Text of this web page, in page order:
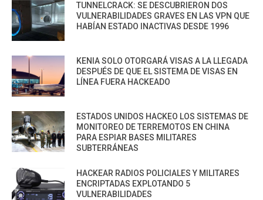
TUNNELCRACK: SE DESCUBRIERON DOS
VULNERABILIDADES GRAVES EN LAS VPN QUE
HABÍAN ESTADO INACTIVAS DESDE 1996
KENIA SOLO OTORGARÁ VISAS A LA LLEGADA
DESPUÉS DE QUE EL SISTEMA DE VISAS EN
LÍNEA FUERA HACKEADO
ESTADOS UNIDOS HACKEO LOS SISTEMAS DE
MONITOREO DE TERREMOTOS EN CHINA
PARA ESPIAR BASES MILITARES
SUBTERRÁNEAS
HACKEAR RADIOS POLICIALES Y MILITARES
ENCRIPTADAS EXPLOTANDO 5
VULNERABILIDADES